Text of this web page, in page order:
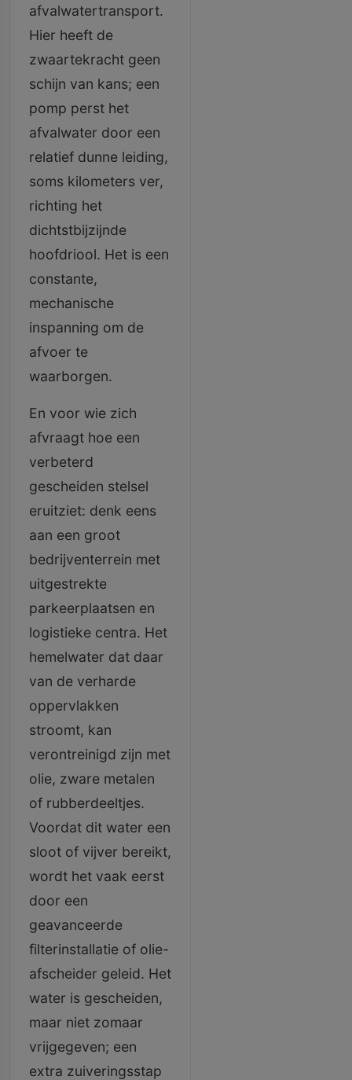
afvalwatertransport.
Hier heeft de
zwaartekracht geen
schijn van kans; een
pomp perst het
afvalwater door een
relatief dunne leiding,
soms kilometers ver,
richting het
dichtstbijzijnde
hoofdriool. Het is een
constante,
mechanische
inspanning om de
afvoer te
waarborgen.
En voor wie zich
afvraagt hoe een
verbeterd
gescheiden stelsel
eruitziet: denk eens
aan een groot
bedrijventerrein met
uitgestrekte
parkeerplaatsen en
logistieke centra. Het
hemelwater dat daar
van de verharde
oppervlakken
stroomt, kan
verontreinigd zijn met
olie, zware metalen
of rubberdeeltjes.
Voordat dit water een
sloot of vijver bereikt,
wordt het vaak eerst
door een
geavanceerde
filterinstallatie of olie-
afscheider geleid. Het
water is gescheiden,
maar niet zomaar
vrijgegeven; een
extra zuiveringsstap